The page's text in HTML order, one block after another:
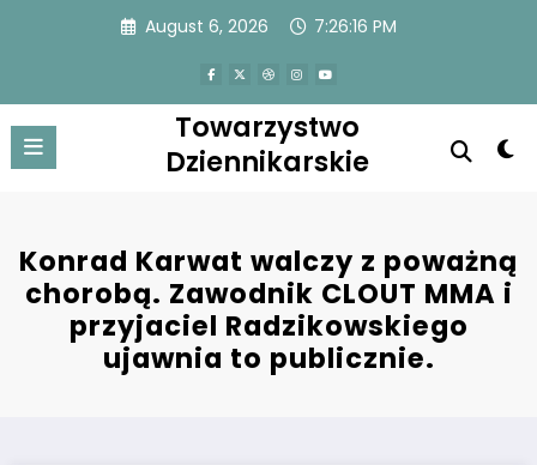
August 6, 2026 7:26:16 PM
Towarzystwo
Dziennikarskie
Konrad Karwat walczy z poważną
chorobą. Zawodnik CLOUT MMA i
przyjaciel Radzikowskiego
ujawnia to publicznie.